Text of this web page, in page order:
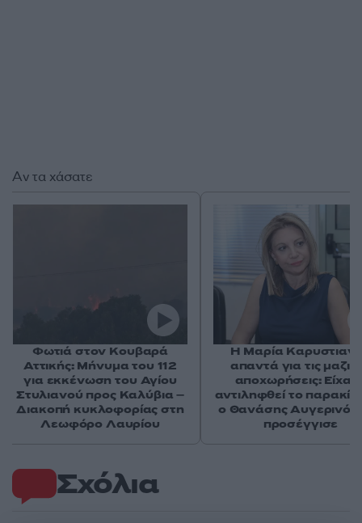
Σχόλια
Αν τα χάσατε
Φωτιά στον Κουβαρά
Αττικής: Μήνυμα του 112
για εκκένωση του Αγίου
Στυλιανού προς Καλύβια –
Διακοπή κυκλοφορίας στη
Λεωφόρο Λαυρίου
Η Μαρία
απαντά για τις
αποχωρήσεις:
αντιληφθεί το
ο Θανάσης Αυγερινός
προσέγγισε